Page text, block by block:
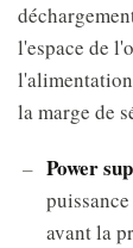
l'espace de
la marge de
Power
avant la